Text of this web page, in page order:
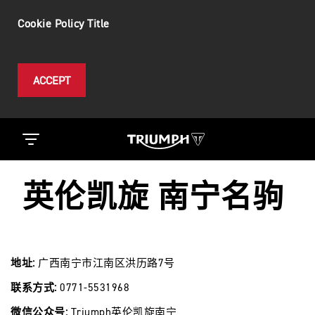
Cookie Policy Title
ACCEPT
英伦凯旋 南宁名驹
地址: 广西南宁市江南区洪历路7号
联系方式: 0771-5531968